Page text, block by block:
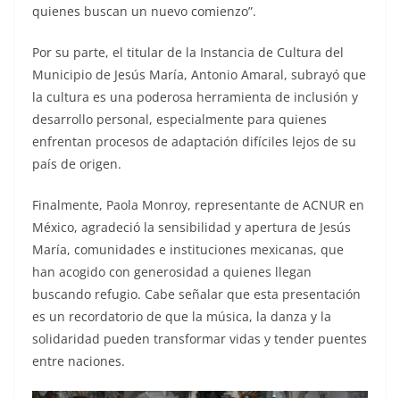
quienes buscan un nuevo comienzo”.
Por su parte, el titular de la Instancia de Cultura del
Municipio de Jesús María, Antonio Amaral, subrayó que
la cultura es una poderosa herramienta de inclusión y
desarrollo personal, especialmente para quienes
enfrentan procesos de adaptación difíciles lejos de su
país de origen.
Finalmente, Paola Monroy, representante de ACNUR en
México, agradeció la sensibilidad y apertura de Jesús
María, comunidades e instituciones mexicanas, que
han acogido con generosidad a quienes llegan
buscando refugio. Cabe señalar que esta presentación
es un recordatorio de que la música, la danza y la
solidaridad pueden transformar vidas y tender puentes
entre naciones.